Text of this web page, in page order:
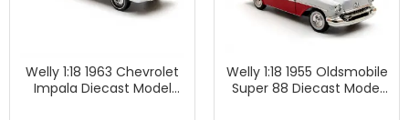
Welly 1:18 1963 Chevrolet
Impala Diecast Model
Welly 1:18 1955 Oldsmobile
Super 88 Diecast Model